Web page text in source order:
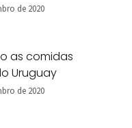
de 2020
as comidas
Uruguay
de 2020